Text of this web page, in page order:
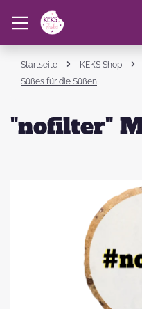
Startseite KEKS Shop
Süßes für die Süßen
"nofilter"